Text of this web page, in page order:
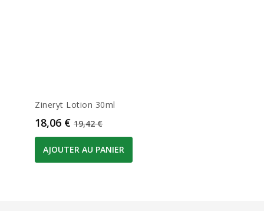
Zineryt Lotion 30ml
Prix
18,06 € Prix de base
19,42 €
AJOUTER AU PANIER